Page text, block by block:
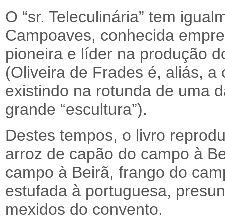
O “sr. Teleculinária” tem
Campoaves, conhecida
pioneira e líder na produção
(Oliveira de Frades é, aliás,
existindo na rotunda de uma
grande “escultura”).
Destes tempos, o livro
arroz de capão do campo à
campo à Beirã, frango do
estufada à portuguesa,
mexidos do convento.